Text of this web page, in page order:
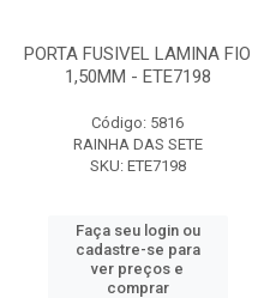
PORTA FUSIVEL LAMINA FIO
1,50MM - ETE7198
Código: 5816
RAINHA DAS SETE
SKU: ETE7198
Faça seu login ou
cadastre-se para
ver preços e
comprar